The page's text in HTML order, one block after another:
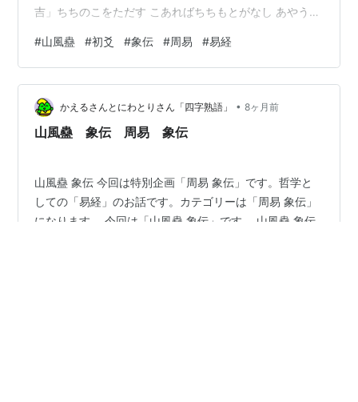
吉」ちちのこをただす こあればちちもとがなし あやうけ
也」しょういわく ちちのこをただす こころちちにうくな
り。 簡単に言うと、父の失敗を受け継いで正す、イメー
ジです。 そりゃ、大変だね。 ただ、「父」というのは厳
密にはご先祖様ですから、無意識の意味もあります。で
すから、自分の無意識が望んで行ったことを簡単に諦め
#山風蠱 #初爻 #象伝 #周易 #易経
かえるさんとにわとりさん「四字熟語」 • 8ヶ月前
山風蠱 象伝 周易 象伝
山風蠱 象伝 今回は特別企画「周易 象伝」です。哲学と
しての「易経」のお話です。カテゴリーは「周易 象伝」
になります。 今回は「山風蠱 象伝」です。 山風蠱 象伝